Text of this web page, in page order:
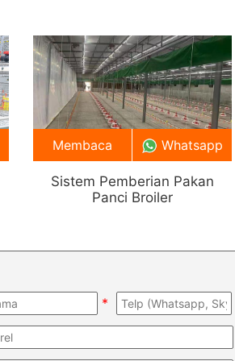
Sistem Pemberian Pakan
Panci Broiler
Membaca Whatsapp
*